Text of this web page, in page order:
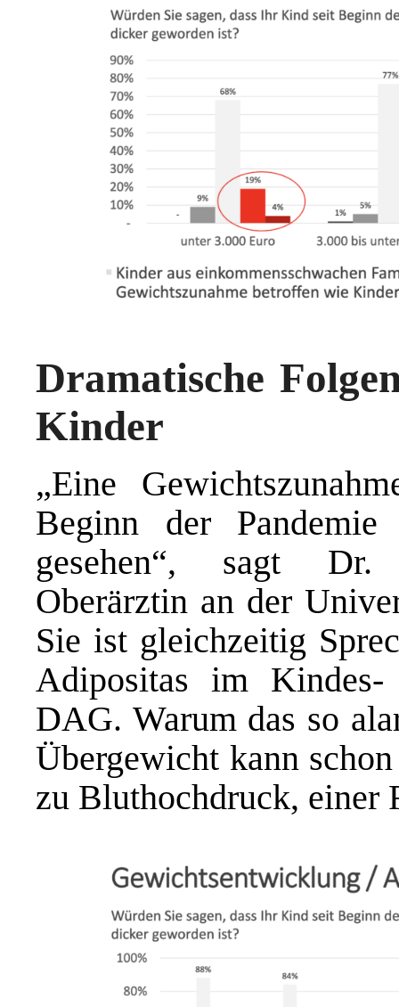
Dramatische
Kinder
„Eine
Beginn der
gesehen“, sagt Dr.
Oberärztin an der
Sie ist gleichzeitig
Adipositas im
DAG. Warum das so
Übergewicht kann
zu Bluthochdruck, einer